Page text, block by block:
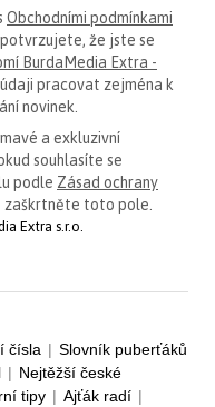
Obchodními podmínkami
že jste se
BurdaMedia Extra -
údaji pracovat zejména k
novinek.
a exkluzivní
souhlasíte se
podle Zásad ochrany
zaškrtněte toto pole.
Extra s.r.o.
čísla | Slovník puberťáků
| Nejtěžší české
tipy | Ajťák radí |